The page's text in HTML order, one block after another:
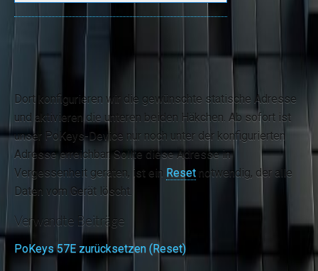
Dort konfigurieren wir die gewünschte statische Adresse
und aktivieren die unteren beiden Häkchen. Ab sofort ist
unser PoKeys-Device nur noch unter der konfigurierten
Adresse erreichbar. Sollte diese Adresse in
Vergessenheit geraten, ist ein Reset notwendig, der alle
Daten vom Gerät löscht.
Verwandte Beiträge
PoKeys 57E zurücksetzen (Reset)